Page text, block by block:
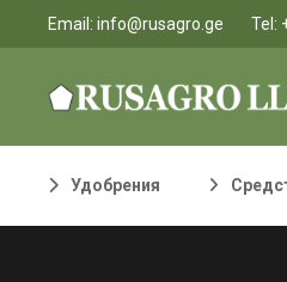
Email: info@rusagro.ge Tel:
Удобрения